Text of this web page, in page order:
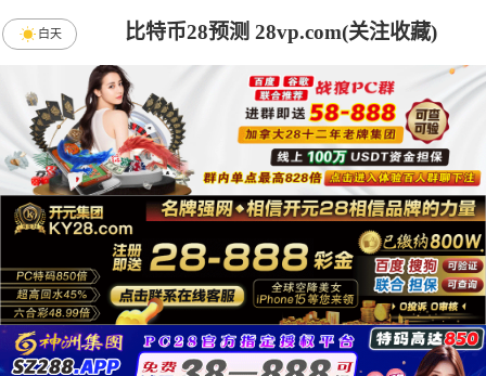
比特币28预测 28vp.com(关注收藏)
白天